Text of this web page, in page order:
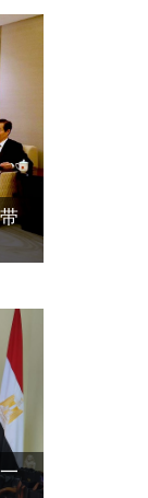
一
一
標